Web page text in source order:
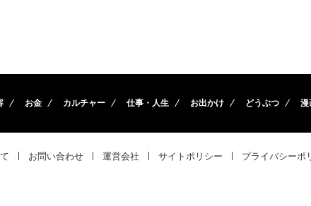
お金 カルチャー 仕事・人生 お出かけ どうぶつ 漫
お問い合わせ 運営会社 サイトポリシー プライバシーポ